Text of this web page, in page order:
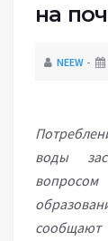
на
NEEW
воды
сообщают